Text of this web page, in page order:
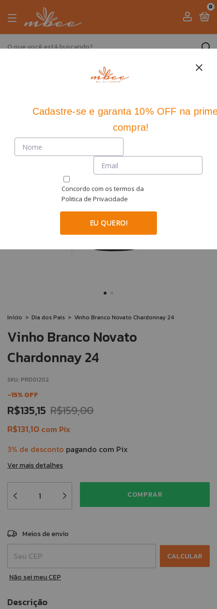
0
Início > Dia dos Pais > Vinho Branco Novato Chardonnay 24
Vinho Branco Novato
Chardonnay 24
SKU: PRD01202
-15%OFF
R$135,15 R$159,00
R$131,10 com Pix
3% de desconto pagando com Pix
Ver mais detalhes
Entregas para o CEP:
Meios de envio
CALCULAR
Não sei meu CEP
Descrição
Cadastre-see garanta 10% OFF na
compra!
Concordo com os termos da
Politica de Privacidade
EU QUERO!